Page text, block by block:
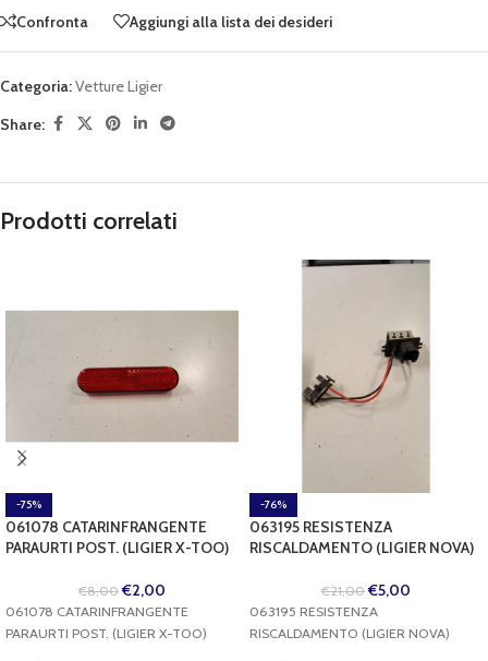
Confronta Aggiungi alla lista dei desideri
Categoria:Vetture Ligier
Share:
Prodotti correlati
-75%
061078 CATARINFRANGENTE
PARAURTI POST. (LIGIER X-TOO)
€8,00 €2,00
061078 CATARINFRANGENTE
PARAURTI POST. (LIGIER X-TOO)
-76%
063195 RESISTENZA
RISCALDAMENTO (LIGIER NOVA)
€21,00 €5,00
063195 RESISTENZA
RISCALDAMENTO (LIGIER NOVA)